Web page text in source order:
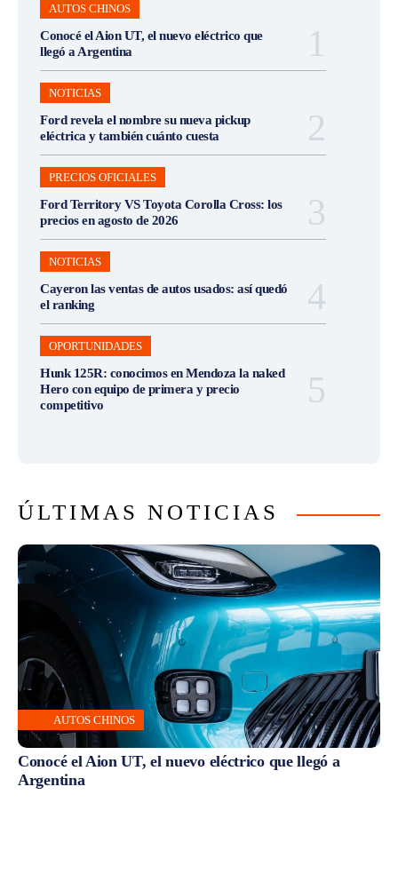
AUTOS CHINOS
Conocé el Aion UT, el nuevo eléctrico que
llegó a Argentina
NOTICIAS
Ford revela el nombre su nueva pickup
eléctrica y también cuánto cuesta
PRECIOS OFICIALES
Ford Territory VS Toyota Corolla Cross: los
precios en agosto de 2026
NOTICIAS
Cayeron las ventas de autos usados: así quedó
el ranking
OPORTUNIDADES
Hunk 125R: conocimos en Mendoza la naked
Hero con equipo de primera y precio
competitivo
ÚLTIMAS NOTICIAS
AUTOS CHINOS
Conocé el Aion UT, el nuevo eléctrico que llegó a
Argentina